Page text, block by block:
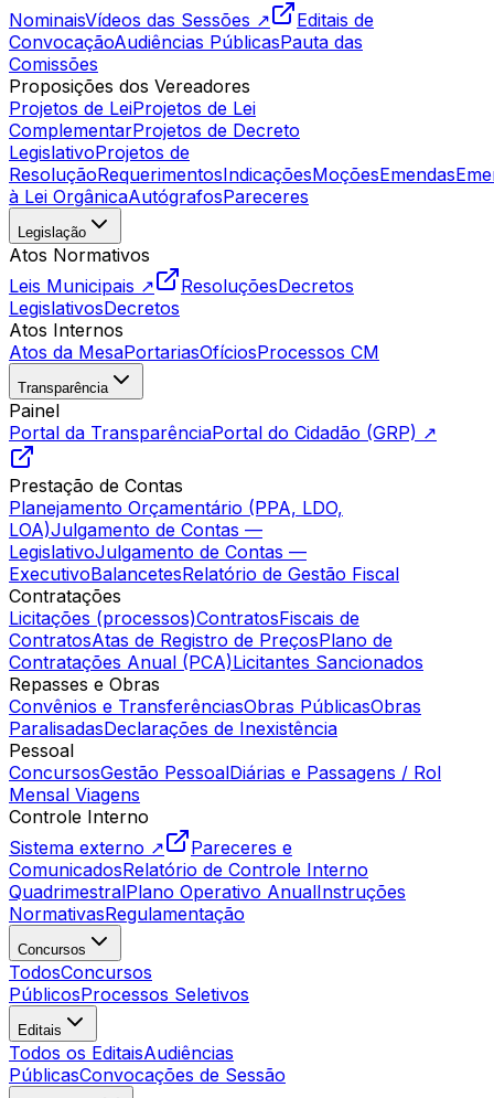
NominaisVídeos das Sessões ↗
Editais de
ConvocaçãoAudiências PúblicasPauta das
Comissões
Proposições dos Vereadores
Projetos de LeiProjetos de Lei
ComplementarProjetos de Decreto
LegislativoProjetos de
ResoluçãoRequerimentosIndicaçõesMoçõesEmendas
à Lei OrgânicaAutógrafosPareceres
Legislação
Atos Normativos
Leis Municipais ↗
ResoluçõesDecretos
LegislativosDecretos
Atos Internos
Atos da MesaPortariasOfíciosProcessos CM
Transparência
Painel
Portal da TransparênciaPortal do Cidadão (GRP) ↗
Prestação de Contas
Planejamento Orçamentário (PPA, LDO,
LOA)Julgamento de Contas —
LegislativoJulgamento de Contas —
ExecutivoBalancetesRelatório de Gestão Fiscal
Contratações
Licitações (processos)ContratosFiscais de
ContratosAtas de Registro de PreçosPlano de
Contratações Anual (PCA)Licitantes Sancionados
Repasses e Obras
Convênios e TransferênciasObras PúblicasObras
ParalisadasDeclarações de Inexistência
Pessoal
ConcursosGestão PessoalDiárias e Passagens / Rol
Mensal Viagens
Controle Interno
Sistema externo ↗
Pareceres e
ComunicadosRelatório de Controle Interno
QuadrimestralPlano Operativo AnualInstruções
NormativasRegulamentação
Concursos
TodosConcursos
PúblicosProcessos Seletivos
Editais
Todos os EditaisAudiências
PúblicasConvocações de Sessão